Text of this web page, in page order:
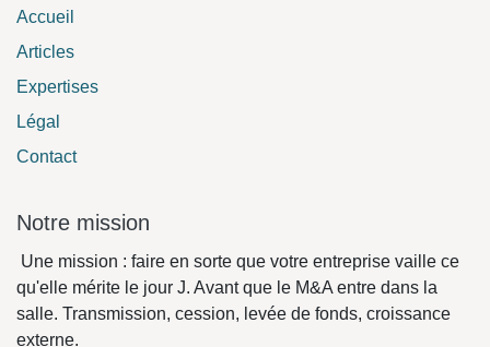
Accueil
Articles
Expertises
Légal
Contact
Notre mission
Une mission : faire en sorte que votre entreprise vaille ce
qu'elle mérite le jour J. Avant que le M&A entre dans la
salle. Transmission, cession, levée de fonds, croissance
externe.